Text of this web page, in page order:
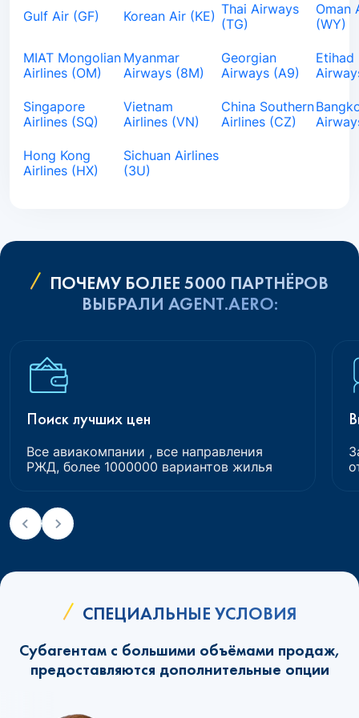
Gulf Air (GF) Korean Air (KE) Thai Airways
(TG)
Oman
(WY)
MIAT Mongolian
Airlines (OM)
Myanmar
Airways (8M)
Georgian
Airways (A9)
Etihad
Singapore
Airlines (SQ)
Vietnam
Airlines (VN)
China Southern
Airlines (CZ)
Hong Kong
Airlines (HX)
Sichuan Airlines
(3U)
ПОЧЕМУ БОЛЕЕ 5000 ПАРТНЁРОВ
ВЫБРАЛИ AGENT.AERO:
Поиск лучших цен
Все авиакомпании , все направления
РЖД, более 1000000 вариантов жилья
СПЕЦИАЛЬНЫЕ УСЛОВИЯ
Субагентам с большими объёмами продаж,
предоставляются дополнительные опции